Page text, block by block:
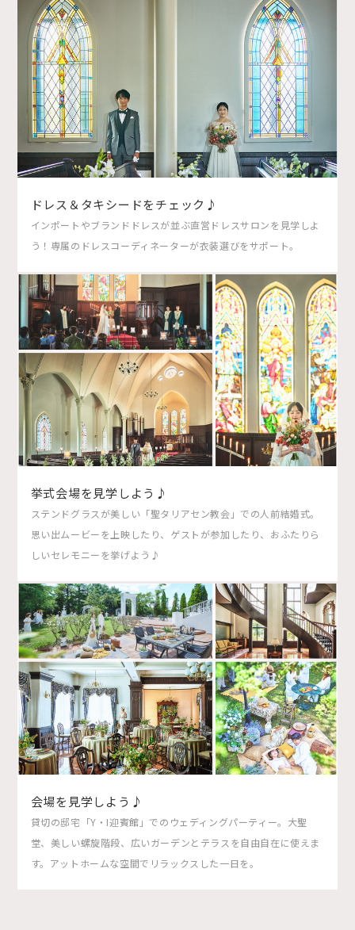
ドレス＆タキシードをチェック♪
インポートやブランドドレスが並ぶ直営ドレスサロンを見学しよ
う！専属のドレスコーディネーターが衣装選びをサポート。
挙式会場を見学しよう♪
ステンドグラスが美しい「聖タリアセン教会」での人前結婚式。
思い出ムービーを上映したり、ゲストが参加したり、おふたりら
しいセレモニーを挙げよう♪
会場を見学しよう♪
貸切の邸宅「Y・I迎賓館」でのウェディングパーティー。大聖
堂、美しい螺旋階段、広いガーデンとテラスを自由自在に使えま
す。アットホームな空間でリラックスした一日を。